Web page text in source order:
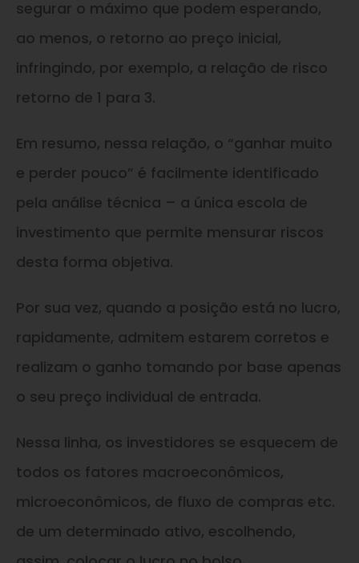
segurar o máximo que podem esperando,
ao menos, o retorno ao preço inicial,
infringindo, por exemplo, a relação de risco
retorno de 1 para 3.
Em resumo, nessa relação, o “ganhar muito
e perder pouco” é facilmente identificado
pela análise técnica – a única escola de
investimento que permite mensurar riscos
desta forma objetiva.
Por sua vez, quando a posição está no lucro,
rapidamente, admitem estarem corretos e
realizam o ganho tomando por base apenas
o seu preço individual de entrada.
Nessa linha, os investidores se esquecem de
todos os fatores macroeconômicos,
microeconômicos, de fluxo de compras etc.
de um determinado ativo, escolhendo,